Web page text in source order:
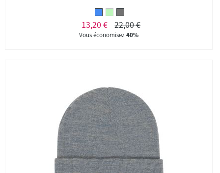
13,20 € 22,00 €
Vous économisez40%